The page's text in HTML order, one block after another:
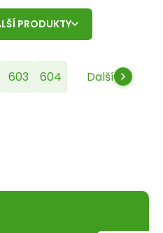
PRODUKTY
603 604 Další